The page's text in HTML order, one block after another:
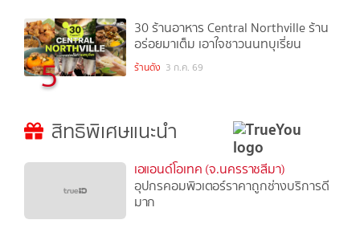
5
30 ร้านอาหาร Central Northville ร้าน
อร่อยมาเต็ม เอาใจชาวนนทบุเรี่ยน
ร้านดัง 3 ก.ค. 69
สิทธิพิเศษแนะนำ
เอแอนด์โอเทค (จ.นครราชสีมา)
อุปกรคอมพิวเตอร์ราคาถูกช่างบริการดี
มาก